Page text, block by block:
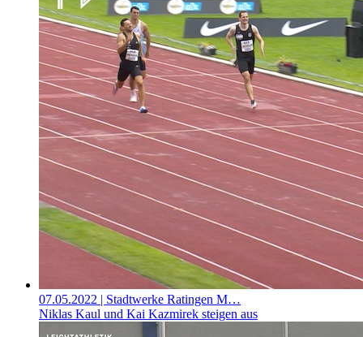
07.05.2022 | Stadtwerke Ratingen M…
Niklas Kaul und Kai Kazmirek steigen aus